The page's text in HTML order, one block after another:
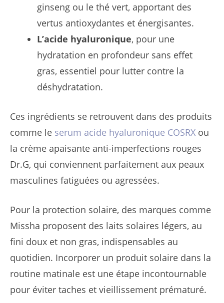
ginseng ou le thé vert, apportant des
vertus antioxydantes et énergisantes.
L’acide hyaluronique, pour une
hydratation en profondeur sans effet
gras, essentiel pour lutter contre la
déshydratation.
Ces ingrédients se retrouvent dans des produits
comme le serum acide hyaluronique COSRX ou
la crème apaisante anti-imperfections rouges
Dr.G, qui conviennent parfaitement aux peaux
masculines fatiguées ou agressées.
Pour la protection solaire, des marques comme
Missha proposent des laits solaires légers, au
fini doux et non gras, indispensables au
quotidien. Incorporer un produit solaire dans la
routine matinale est une étape incontournable
pour éviter taches et vieillissement prématuré.